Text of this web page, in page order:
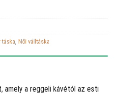
táska, Női válltáska
amely a reggeli kávétól az esti